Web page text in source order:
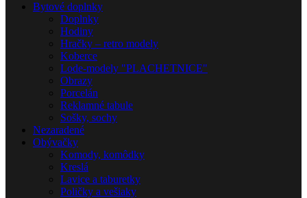
Bytové doplnky
Doplnky
Hodiny
Hračky – retro modely
Koberce
Lode-modely "PLACHETNICE"
Obrazy
Porcelán
Reklamné tabule
Sošky, sochy
Nezaradené
Obývačky
Komody, komôdky
Kreslá
Lavice a taburetky
Poličky a vešiaky